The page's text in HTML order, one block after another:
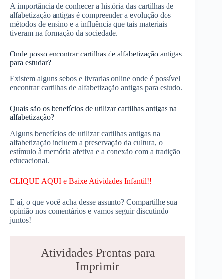
A importância de conhecer a história das cartilhas de
alfabetização antigas é compreender a evolução dos
métodos de ensino e a influência que tais materiais
tiveram na formação da sociedade.
Onde posso encontrar cartilhas de alfabetização antigas
para estudar?
Existem alguns sebos e livrarias online onde é possível
encontrar cartilhas de alfabetização antigas para estudo.
Quais são os benefícios de utilizar cartilhas antigas na
alfabetização?
Alguns benefícios de utilizar cartilhas antigas na
alfabetização incluem a preservação da cultura, o
estímulo à memória afetiva e a conexão com a tradição
educacional.
CLIQUE AQUI e Baixe Atividades Infantil!!
E aí, o que você acha desse assunto? Compartilhe sua
opinião nos comentários e vamos seguir discutindo
juntos!
Atividades Prontas para
Imprimir